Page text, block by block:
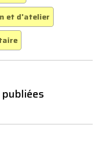
et d'atelier